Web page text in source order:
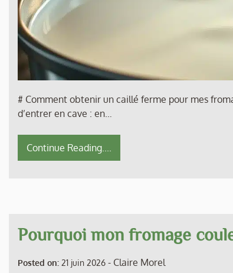
# Comment obtenir un caillé ferme pour mes
d’entrer en cave : en…
Continue Reading....
Pourquoi mon fromage
Posted on: 21 juin 2026 - Claire Morel